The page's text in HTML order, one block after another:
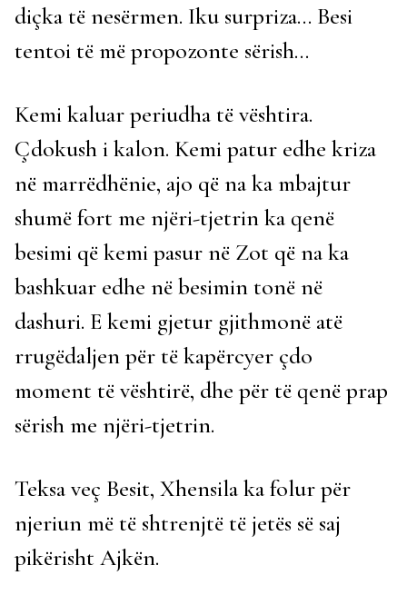
diçka të nesërmen. Iku surpriza… Besi
tentoi të më propozonte sërish…
Kemi kaluar periudha të vështira.
Çdokush i kalon. Kemi patur edhe kriza
në marrëdhënie, ajo që na ka mbajtur
shumë fort me njëri-tjetrin ka qenë
besimi që kemi pasur në Zot që na ka
bashkuar edhe në besimin tonë në
dashuri. E kemi gjetur gjithmonë atë
rrugëdaljen për të kapërcyer çdo
moment të vështirë, dhe për të qenë prap
sërish me njëri-tjetrin.
Teksa veç Besit, Xhensila ka folur për
njeriun më të shtrenjtë të jetës së saj
pikërisht Ajkën.